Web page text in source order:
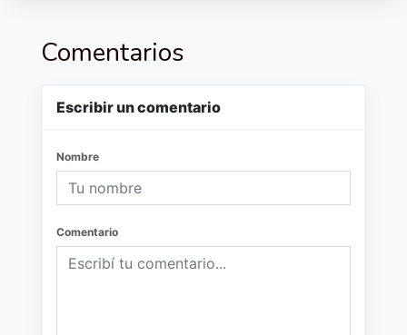
Comentarios
Escribir un comentario
Nombre
Comentario